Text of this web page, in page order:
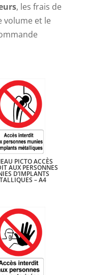
, les frais de
volume et le
PICTO ACCÈS
AUX PERSONNES
D’IMPLANTS
– A4